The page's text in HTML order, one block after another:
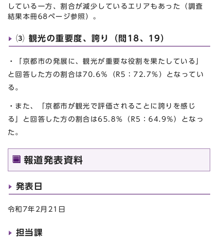
している一方、割合が減少しているエリアもあった（調査
結果本冊68ページ参照）。
⑶ 観光の重要度、誇り（問18、19）
・「京都市の発展に、観光が重要な役割を果たしている」
と回答した方の割合は70.6％（R5：72.7％）となってい
る。
・また、「京都市が観光で評価されることに誇りを感じ
る」と回答した方の割合は65.8％（R5：64.9％）となっ
た。
報道発表資料
発表日
令和7年2月21日
担当課